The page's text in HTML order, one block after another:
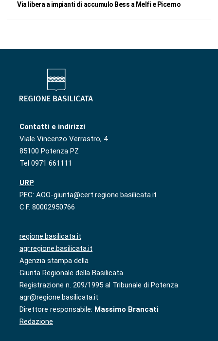
Via libera a impianti di accumulo Bess a Melfi e Picerno
Contatti e indirizzi
Viale Vincenzo Verrastro, 4
85100 Potenza PZ
Tel 0971 661111
URP
PEC: AOO-giunta@cert.regione.basilicata.it
C.F. 80002950766
regione.basilicata.it
agr.regione.basilicata.it
Agenzia stampa della
Giunta Regionale della Basilicata
Registrazione n. 209/1995 al Tribunale di Potenza
agr@regione.basilicata.it
Direttore responsabile: Massimo Brancati
Redazione